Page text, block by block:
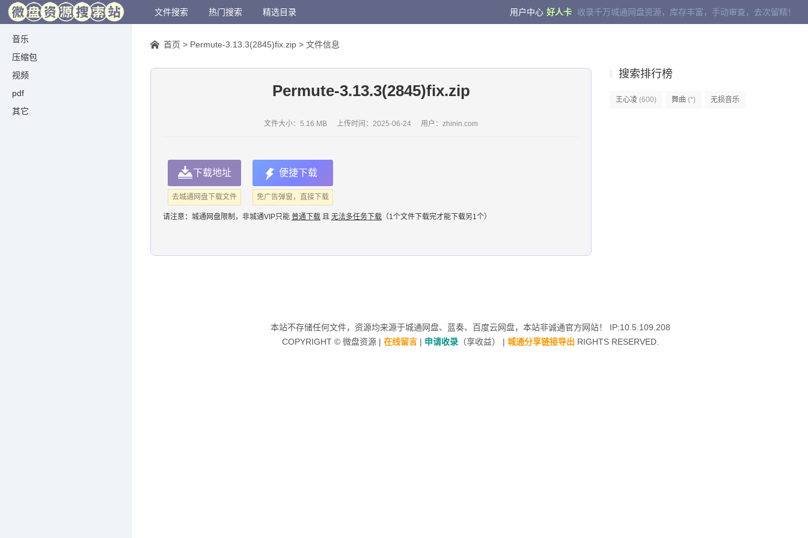
音乐
压缩包
视频
pdf
其它
文件搜索 热门搜索 精选目录 用户中心 好人卡 收录千万城通网盘资源，库存丰富，手动审查，去次留精！
首页 > Permute-3.13.3(2845)fix.zip > 文件信息
搜索排行榜
王心凌 (600) 舞曲 (*) 无损音乐
Permute-3.13.3(2845)fix.zip
文件大小：5.16 MB 上传时间： 2025-06-24 用户： zhinin.com
下载地址
去城通网盘下载文件
便捷下载
免广告弹窗，直接下载
请注意： 城通网盘限制，非城通VIP只能 普通下载 且 无法多任务下载 （1个文件下载完才能下载另1个）
本站不存储任何文件，资源均来源于城通网盘、蓝奏、 百度云网盘，本站非诚通官方网站！ IP:10.5.109.208
COPYRIGHT © 微盘资源| 在线留言| 申请收录（享收益） | 城通分享链接导出 RIGHTS RESERVED.